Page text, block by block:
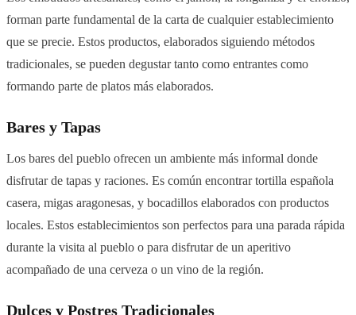
forman parte fundamental de la carta de cualquier establecimiento
que se precie. Estos productos, elaborados siguiendo métodos
tradicionales, se pueden degustar tanto como entrantes como
formando parte de platos más elaborados.
Bares y Tapas
Los bares del pueblo ofrecen un ambiente más informal donde
disfrutar de tapas y raciones. Es común encontrar tortilla española
casera, migas aragonesas, y bocadillos elaborados con productos
locales. Estos establecimientos son perfectos para una parada rápida
durante la visita al pueblo o para disfrutar de un aperitivo
acompañado de una cerveza o un vino de la región.
Dulces y Postres Tradicionales